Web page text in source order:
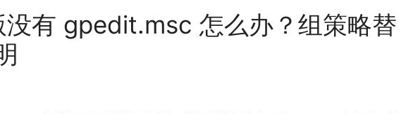
有 gpedit.msc 怎么办？组策略替